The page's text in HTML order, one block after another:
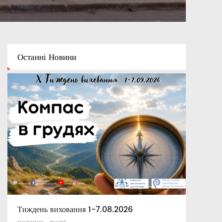
ОстанніНовини
Тиждень виховання 1-7.08.2026
Освітній капелан
Апостольські повчання